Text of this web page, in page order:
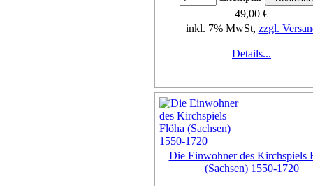
49,00 €
inkl. 7% MwSt, zzgl.
Details...
Die Einwohner des Kirchspiels
(Sachsen) 1550-1720